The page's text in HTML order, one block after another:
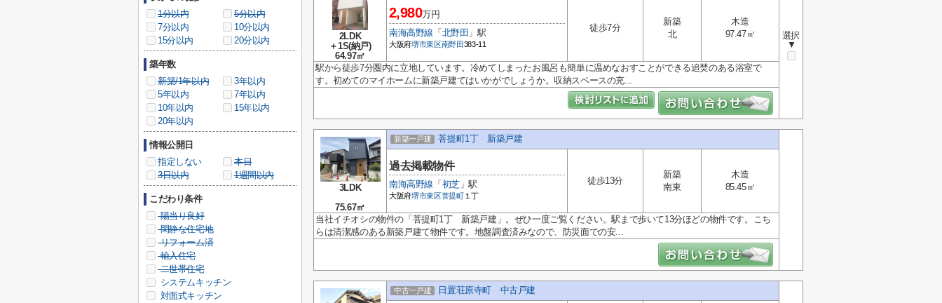
2LDK
＋1S(納戸)
64.97㎡
選択
▼
2,980万円
南海高野線 「 北野田 」駅
大阪府堺市東区南野田383-11
徒歩7分
新築
北
木造
97.47㎡
駅から徒歩7分圏内に立地しています。冷めてしまったお風呂も簡単に温めなおすことができる追焚のある浴室で
す。初めてのマイホームに新築戸建てはいかがでしょうか。収納スペースの充...
3LDK
75.67㎡
新築一戸建 菩提町1丁 新築戸建
過去掲載物件
南海高野線 「 初芝」駅
大阪府堺市東区菩提町 １丁
徒歩13分
新築
南東
木造
85.45㎡
当社イチオシの物件の「菩提町1丁 新築戸建」。ぜひ一度ご覧ください。駅まで歩いて13分ほどの物件です。こち
らは清潔感のある新築戸建て物件です。地盤調査済みなので、防災面での安...
中古一戸建 日置荘原寺町 中古戸建
1分以内
5分以内
7分以内
10分以内
15分以内
20分以内
築年数
新築/1年以内
3年以内
5年以内
7年以内
10年以内
15年以内
20年以内
情報公開日
指定しない
本日
3日以内
1週間以内
こだわり条件
陽当り良好
閑静な住宅地
リフォーム済
輸入住宅
二世帯住宅
システムキッチン
対面式キッチン